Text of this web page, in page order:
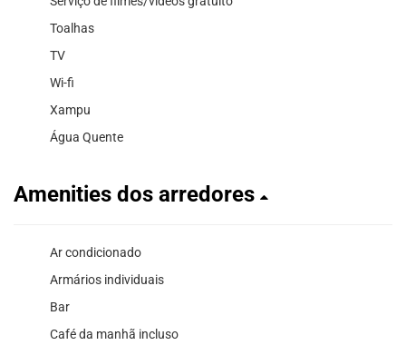
Toalhas
TV
Wi-fi
Xampu
Água Quente
Amenities dos arredores
Ar condicionado
Armários individuais
Bar
Café da manhã incluso